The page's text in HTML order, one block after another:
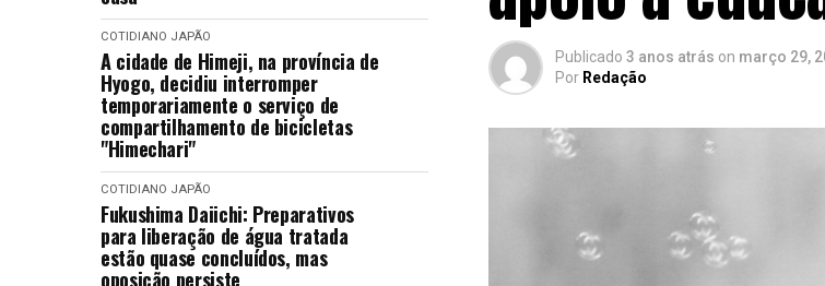
COTIDIANO JAPÃO
A cidade de Himeji, na província de
Hyogo, decidiu interromper
temporariamente o serviço de
compartilhamento de bicicletas
"Himechari"
COTIDIANO JAPÃO
Fukushima Daiichi: Preparativos
para liberação de água tratada
estão quase concluídos, mas
oposição persiste
Publicado 3 anos atrás on março 29,
Por Redação